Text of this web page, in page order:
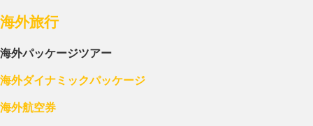
海外旅行
海外パッケージツアー
海外ダイナミックパッケージ
海外航空券